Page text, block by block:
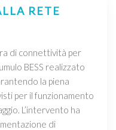
RETE
di connettività per
BESS realizzato
la piena
per il funzionamento
L’intervento ha
di